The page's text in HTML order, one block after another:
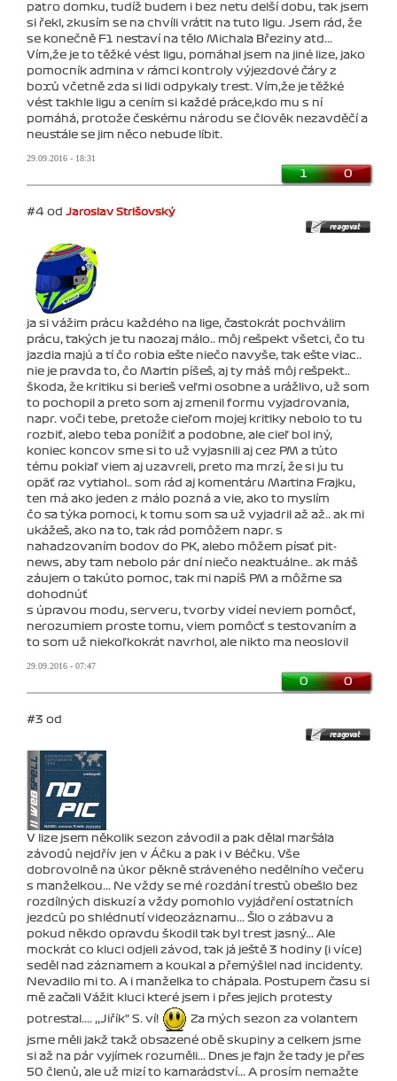
patro domku, tudíž budem i bez netu delší dobu, tak jsem
si řekl, zkusím se na chvíli vrátit na tuto ligu. Jsem rád, že
se konečně F1 nestaví na tělo Michala Březiny atd...
Vím,že je to těžké vést ligu, pomáhal jsem na jiné lize, jako
pomocník admina v rámci kontroly výjezdové čáry z
boxů včetně zda si lidi odpykaly trest. Vím,že je těžké
vést takhle ligu a cením si každé práce,kdo mu s ní
pomáhá, protože českému národu se člověk nezavděčí a
neustále se jim něco nebude líbit.
29.09.2016 - 18:31
1 0
#4 od Jaroslav Strišovský
ja si vážim prácu každého na lige, častokrát pochválim
prácu, takých je tu naozaj málo.. môj rešpekt všetci, čo tu
jazdia majú a tí čo robia ešte niečo navyše, tak ešte viac..
nie je pravda to, čo Martin píšeš, aj ty máš môj rešpekt..
škoda, že kritiku si berieš veľmi osobne a urážlivo, už som
to pochopil a preto som aj zmenil formu vyjadrovania,
napr. voči tebe, pretože cieľom mojej kritiky nebolo to tu
rozbiť, alebo teba ponížiť a podobne, ale cieľ bol iný,
koniec koncov sme si to už vyjasnili aj cez PM a túto
tému pokiaľ viem aj uzavreli, preto ma mrzí, že si ju tu
opäť raz vytiahol.. som rád aj komentáru Martina Frajku,
ten má ako jeden z málo pozná a vie, ako to myslím
čo sa týka pomoci, k tomu som sa už vyjadril až až.. ak mi
ukážeš, ako na to, tak rád pomôžem napr. s
nahadzovaním bodov do PK, alebo môžem písať pit-
news, aby tam nebolo pár dní niečo neaktuálne.. ak máš
záujem o takúto pomoc, tak mi napíš PM a môžme sa
dohodnúť
s úpravou modu, serveru, tvorby videí neviem pomôcť,
nerozumiem proste tomu, viem pomôcť s testovaním a
to som už niekoľkokrát navrhol, ale nikto ma neoslovil
29.09.2016 - 07:47
0 0
#3 od
V lize jsem několik sezon závodil a pak dělal maršála
závodů nejdřív jen v Áčku a pak i v Béčku. Vše
dobrovolně na úkor pěkně stráveného nedělního večeru
s manželkou... Ne vždy se mé rozdání trestů obešlo bez
rozdílných diskuzí a vždy pomohlo vyjádření ostatních
jezdců po shlédnutí videozáznamu... Šlo o zábavu a
pokud někdo opravdu škodil tak byl trest jasný... Ale
mockrát co kluci odjeli závod, tak já ještě 3 hodiny (i více)
seděl nad záznamem a koukal a přemýšlel nad incidenty.
Nevadilo mi to. A i manželka to chápala. Postupem času si
mě začali Vážit kluci které jsem i přes jejich protesty
potrestal.... ,,Jiřík" S. ví!
Za mých sezon za volantem
jsme měli jakž takž obsazené obě skupiny a celkem jsme
si až na pár vyjímek rozuměli... Dnes je fajn že tady je přes
50 členů, ale už mizí to kamarádství... A prosím nemažte